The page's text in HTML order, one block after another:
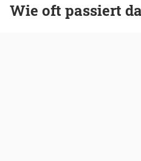
Wie oft passiert